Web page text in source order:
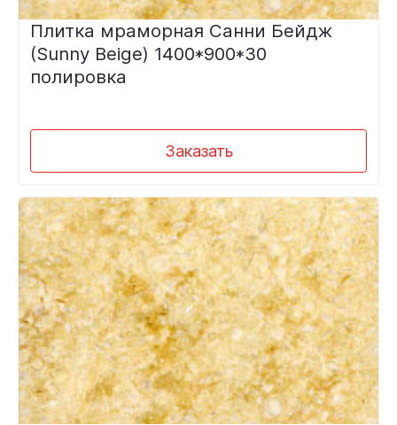
Плитка мраморная Санни Бейдж
(Sunny Beige) 1400*900*30
полировка
Заказать